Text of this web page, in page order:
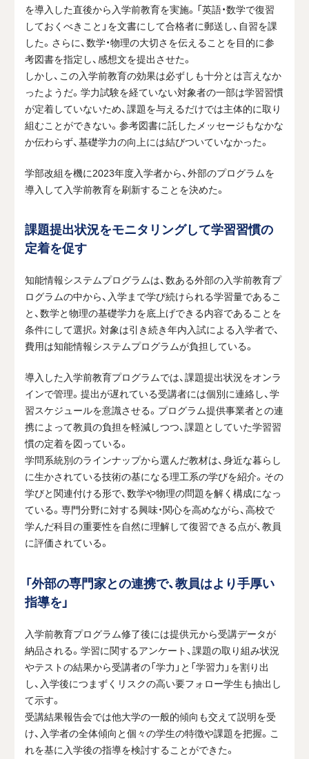
を導入した直後から入学前教育を実施。「英語・数学で復習
しておくべきこと」を文書にして合格者に郵送し、自習を課
した。さらに、数学・物理の大切さを伝えることを目的に参
考図書を指定し、感想文を提出させた。
しかし、この入学前教育の効果は必ずしも十分とは言えなか
ったようだ。学力試験を経ていない対象者の一部は学習習慣
が定着していないため、課題を与えるだけでは主体的に取り
組むことができない。参考図書に託したメッセージもなかな
か伝わらず、基礎学力の向上には結びついていなかった。
学部改組を機に2023年度入学者から、外部のプログラムを
導入して入学前教育を刷新することを決めた。
課題提出状況をモニタリングして学習習慣の
定着を促す
知能情報システムプログラムは、数ある外部の入学前教育プ
ログラムの中から、入学まで学び続けられる学習量であるこ
と、数学と物理の基礎学力を底上げできる内容であることを
条件にして選択。対象は引き続き年内入試による入学者で、
費用は知能情報システムプログラムが負担している。
導入した入学前教育プログラムでは、課題提出状況をオンラ
インで管理。提出が遅れている受講者には個別に連絡し、学
習スケジュールを意識させる。プログラム提供事業者との連
携によって教員の負担を軽減しつつ、課題としていた学習習
慣の定着を図っている。
学問系統別のラインナップから選んだ教材は、身近な暮らし
に生かされている技術の基になる理工系の学びを紹介。その
学びと関連付ける形で、数学や物理の問題を解く構成になっ
ている。専門分野に対する興味・関心を高めながら、高校で
学んだ科目の重要性を自然に理解して復習できる点が、教員
に評価されている。
「外部の専門家との連携で、教員はより手厚い
指導を」
入学前教育プログラム修了後には提供元から受講データが
納品される。学習に関するアンケート、課題の取り組み状況
やテストの結果から受講者の「学力」と「学習力」を割り出
し、入学後につまずくリスクの高い要フォロー学生も抽出し
て示す。
受講結果報告会では他大学の一般的傾向も交えて説明を受
け、入学者の全体傾向と個々の学生の特徴や課題を把握。こ
れを基に入学後の指導を検討することができた。